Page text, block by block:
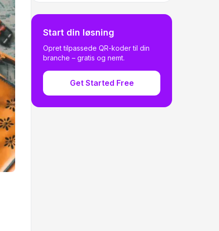
Start din løsning
Opret tilpassede QR-koder til din
branche – gratis og nemt.
Get Started Free